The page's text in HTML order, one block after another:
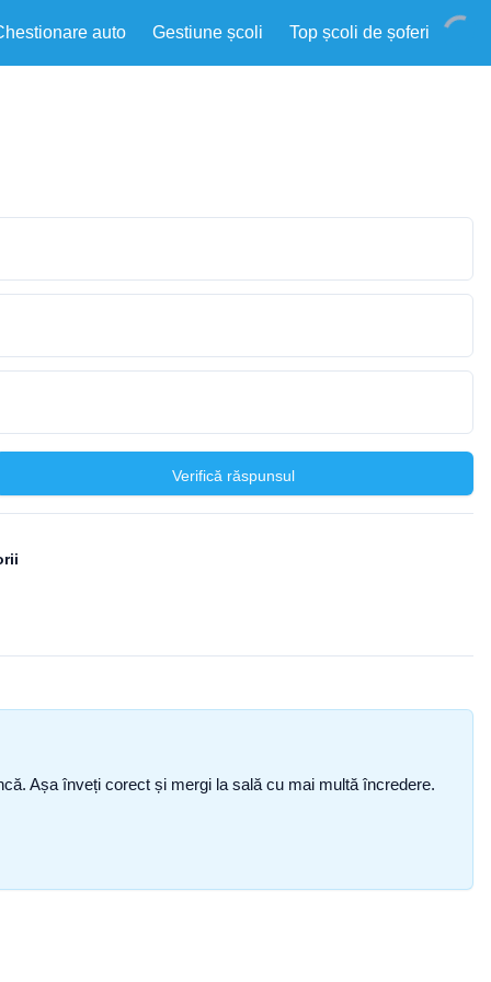
auto Gestiune școli Top școli de șoferi
Verifică răspunsul
Așa înveți corect și mergi la sală cu mai multă încredere.